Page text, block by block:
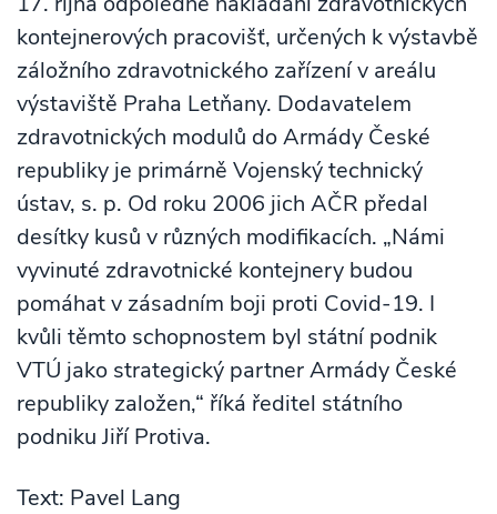
kontejnerových pracovišť, určených k výstavbě
záložního zdravotnického zařízení v areálu
výstaviště Praha Letňany. Dodavatelem
zdravotnických modulů do Armády České
republiky je primárně Vojenský technický
ústav, s. p. Od roku 2006 jich AČR předal
desítky kusů v různých modifikacích. „Námi
vyvinuté zdravotnické kontejnery budou
pomáhat v zásadním boji proti Covid-19. I
kvůli těmto schopnostem byl státní podnik
VTÚ jako strategický partner Armády České
republiky založen,“ říká ředitel státního
podniku Jiří Protiva.
Text: Pavel Lang